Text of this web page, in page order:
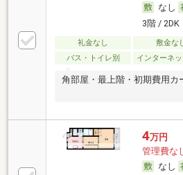
なし
3階 / 2DK
礼金なし 敷金な
バス・トイレ別
インターネ
角部屋・最上階・初期費用カ
4万円
管理費な
なし